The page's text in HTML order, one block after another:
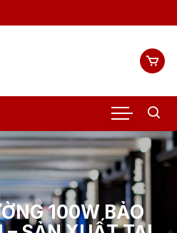
100W BẢO